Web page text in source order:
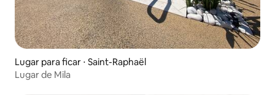
Lugar para ficar ⋅ Saint-Raphaël
Lugar de Mila